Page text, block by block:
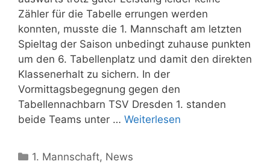
Zähler für die Tabelle errungen werden
konnten, musste die 1. Mannschaft am letzten
Spieltag der Saison unbedingt zuhause punkten
um den 6. Tabellenplatz und damit den direkten
Klassenerhalt zu sichern. In der
Vormittagsbegegnung gegen den
Tabellennachbarn TSV Dresden 1. standen
beide Teams unter … Weiterlesen
Kategorien
1. Mannschaft, News